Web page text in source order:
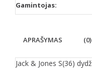
Gamintojas:
APRAŠYMAS
Jack & Jones S(36)